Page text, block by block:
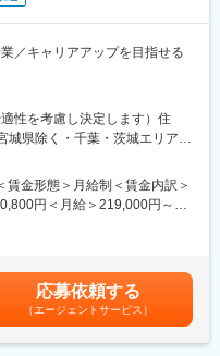
／キャリアアップを目指せる
、店舗運営全体のマネジメン
性を考慮し決定します）住
県除く・千葉・茨城エリア・
）・中部近畿エリア（愛知、
屋内全面禁煙変更の範囲：会
金形態＞月給制＜賃金内訳＞
円＜月給＞219,000円～
月）※2年目より対象（50歳未
額であり、選考を通じて上下
)は固定手当を含めた表記です。
応募依頼する
（エージェントサービス）